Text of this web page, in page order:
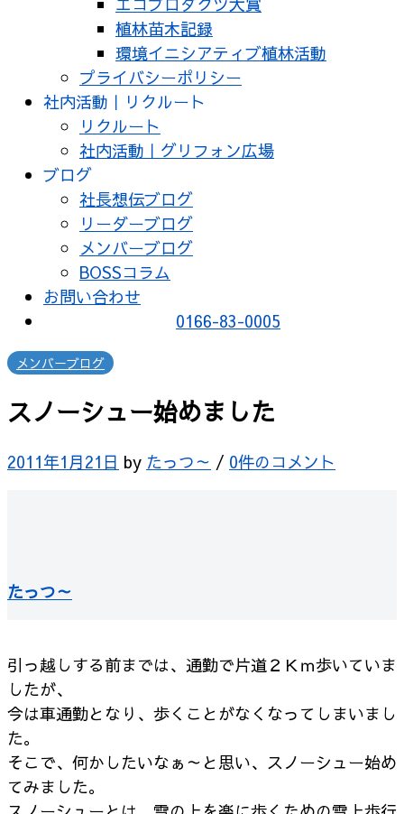
植林苗木記録
環境イニシアティブ植林活動
プライバシーポリシー
社内活動｜リクルート
リクルート
社内活動｜グリフォン広場
ブログ
社長想伝ブログ
リーダーブログ
メンバーブログ
BOSSコラム
お問い合わせ
0166-83-0005
メンバーブログ
スノーシュー始めました
2011年1月21日 by たっつ～ / 0件のコメント
たっつ～
引っ越しする前までは、通勤で片道２Ｋｍ歩いていま
したが、
今は車通勤となり、歩くことがなくなってしまいまし
た。
そこで、何かしたいなぁ～と思い、スノーシュー始め
てみました。